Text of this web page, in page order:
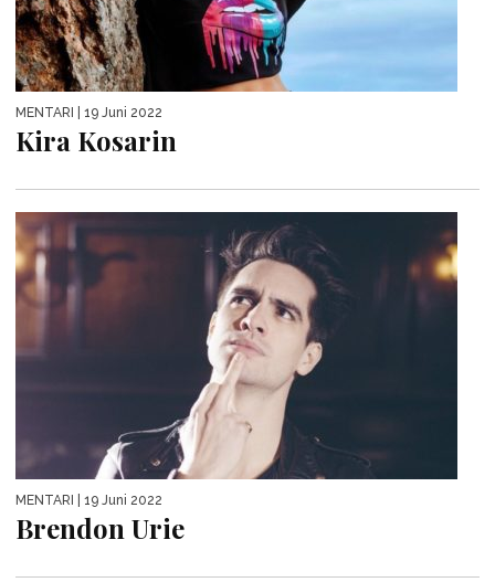
MENTARI | 19 Juni 2022
Kira Kosarin
MENTARI | 19 Juni 2022
Brendon Urie